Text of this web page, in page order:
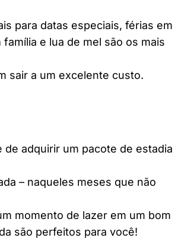
para datas especiais, férias em
e lua de mel são os mais
sair a um excelente custo.
adquirir um pacote de estadia
– naqueles meses que não
momento de lazer em um bom
são perfeitos para você!